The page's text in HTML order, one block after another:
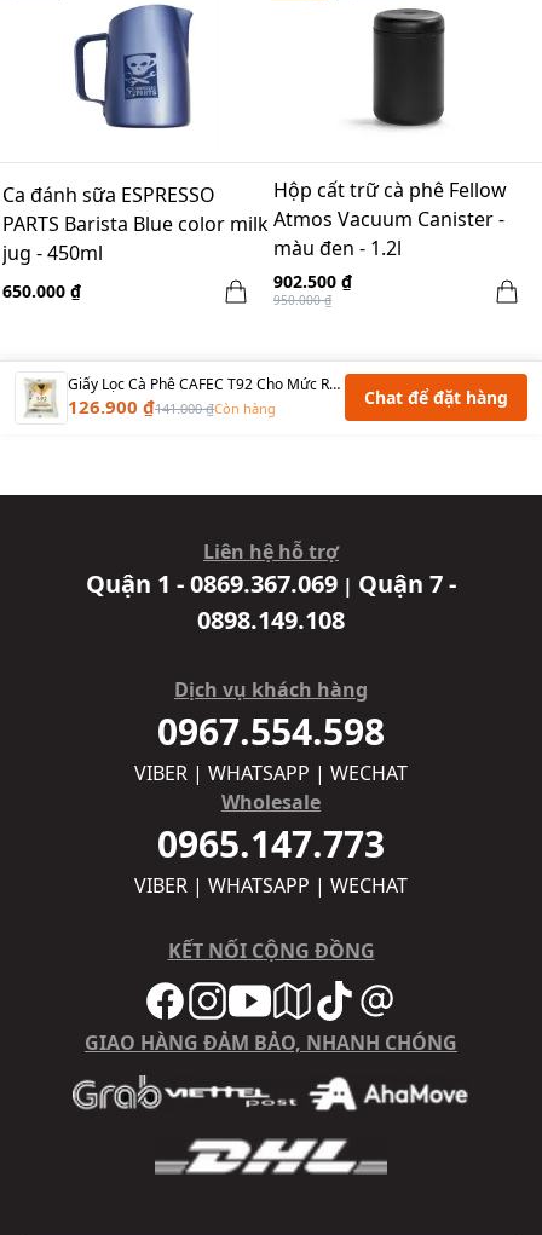
Ca đánh sữa ESPRESSO
PARTS Barista Blue color milk
jug - 450ml
650.000 ₫
Hộp cất trữ cà phê Fellow
Atmos Vacuum Canister -
màu đen - 1.2l
902.500 ₫
950.000 ₫
Giấy Lọc Cà Phê CAFEC T92 Cho Mức Rang Light V60-01 1-2 Cups 100 Tờ
126.900 ₫141.000 ₫Còn hàng Chat để đặt hàng
Liên hệ hỗ trợ
Quận 1 - 0869.367.069 | Quận 7 -
0898.149.108
Dịch vụ khách hàng
0967.554.598
VIBER | WHATSAPP | WECHAT
Wholesale
0965.147.773
VIBER | WHATSAPP | WECHAT
KẾT NỐI CỘNG ĐỒNG
GIAO HÀNG ĐẢM BẢO, NHANH CHÓNG